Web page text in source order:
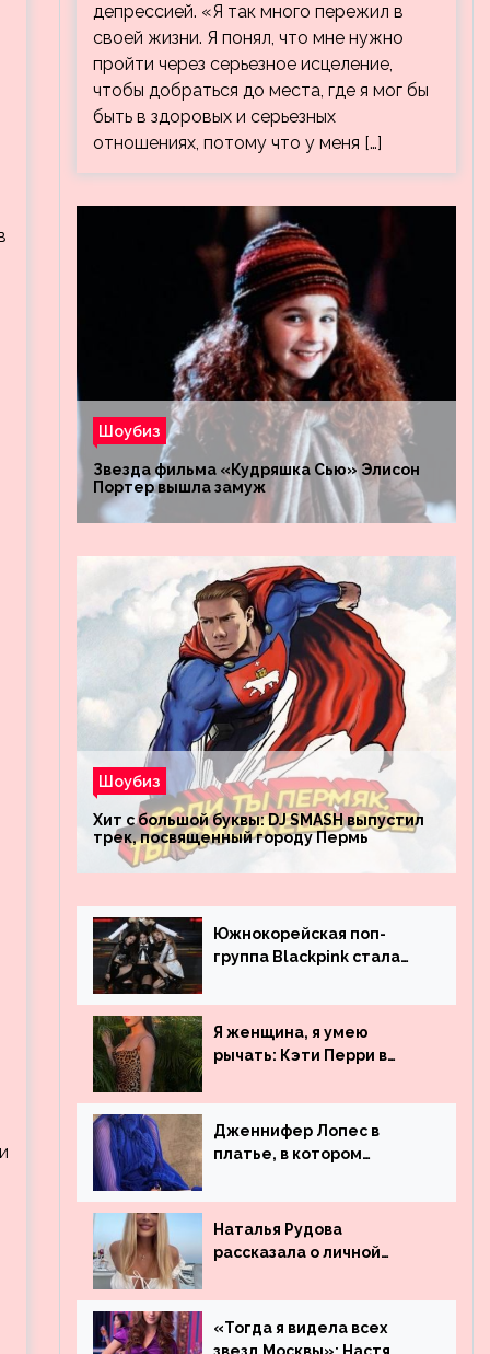
депрессией. «Я так много пережил в
своей жизни. Я понял, что мне нужно
пройти через серьезное исцеление,
чтобы добраться до места, где я мог бы
быть в здоровых и серьезных
отношениях, потому что у меня […]
Шоубиз
Звезда фильма «Кудряшка Сью» Элисон
Портер вышла замуж
Шоубиз
Хит с большой буквы: DJ SMASH выпустил
трек, посвященный городу Пермь
Южнокорейская поп-
группа Blackpink стала
просмотрам на YouTube.
Они обогнали даже
Джастина Бибера
Я женщина, я умею
рычать: Кэти Перри в
Дженнифер Лопес в
платье, в котором
незамеченной
Наталья Рудова
рассказала о личной
«Тогда я видела всех